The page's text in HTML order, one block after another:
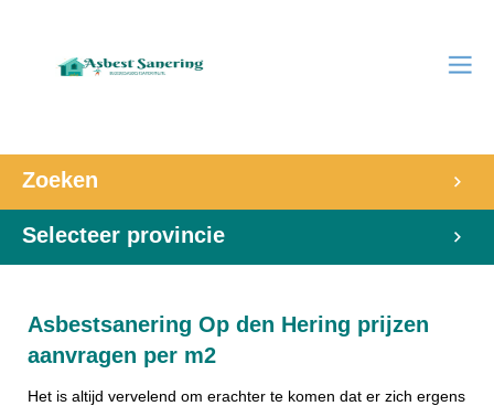
Zoeken
Selecteer provincie
Asbestsanering Op den Hering prijzen
aanvragen per m2
Het is altijd vervelend om erachter te komen dat er zich ergens